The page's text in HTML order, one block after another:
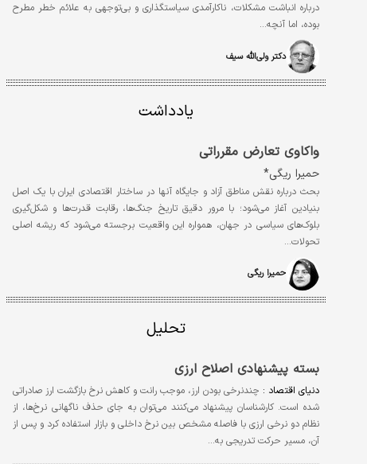
درباره انباشت مشکلات، ناکارآمدی سیاستگذاری و بی‌توجهی به علائم خطر مطرح
بوده، اما آنچه…
دکتر ولی‏‏‌الله سیف
یادداشت
واکاوی تعارض مقرراتی
حمیرا ریگی*
بحث درباره نقش مناطق آزاد و جایگاه آنها در ساختار اقتصادی ایران با یک اصل
بنیادین آغاز می‌شود؛ با مرور دقیق تاریخ جنگ‌ها، رقابت قدرت‌ها و شکل‌گیری
بلوک‌های سیاسی در جهان، همواره این واقعیت برجسته می‌شود که ریشه اصلی
تحولات…
حمیرا ریگی
تحلیل
بسته پیشنهادی اصلاح ارزی
دنیای اقتصاد : چندنرخی بودن ارز، موجب رانت و کاهش نرخ بازگشت ارز صادراتی
شده است. کارشناسان پیشنهاد می‌کنند می‌توان به جای حذف ناگهانی نرخ‌ها، از
نظام دو نرخی ارزی با فاصله مشخص بین نرخ داخلی و بازار استفاده کرد و پس از
آن، مسیر حرکت تدریجی به…